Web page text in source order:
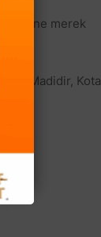
merek
Madidir, Kota